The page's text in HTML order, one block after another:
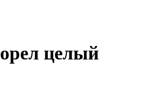
целый